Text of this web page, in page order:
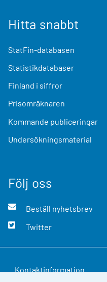
Hitta snabbt
StatFin-databasen
Statistikdatabaser
Finland i siffror
Prisomräknaren
Kommande publiceringar
Undersökningsmaterial
Följ oss
Beställ nyhetsbrev
Twitter
Kontaktinformation